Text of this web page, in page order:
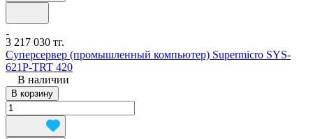
3 217 030 тг.
Суперсервер (промышленный компьютер) Supermicro SYS-
621P-TRT 420
В наличии
В корзину